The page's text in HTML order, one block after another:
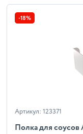
-18%
Артикул: 123371
Полка для соусов